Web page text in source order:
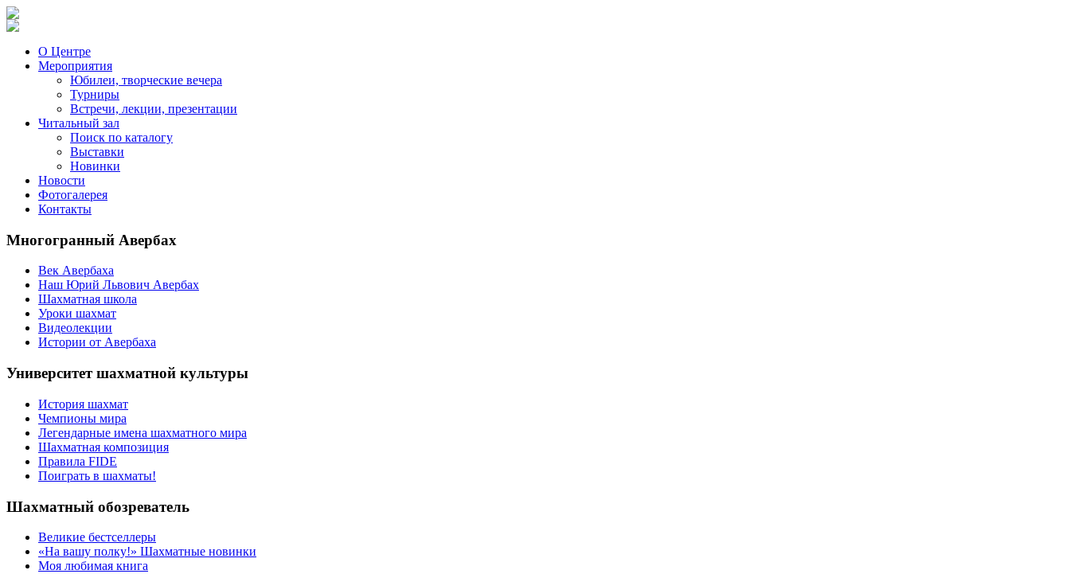
О Центре
Мероприятия
Юбилеи, творческие вечера
Турниры
Встречи, лекции, презентации
Читальный зал
Поиск по каталогу
Выставки
Новинки
Новости
Фотогалерея
Контакты
Многогранный Авербах
Век Авербаха
Наш Юрий Львович Авербах
Шахматная школа
Уроки шахмат
Видеолекции
Истории от Авербаха
Университет шахматной культуры
История шахмат
Чемпионы мира
Легендарные имена шахматного мира
Шахматная композиция
Правила FIDE
Поиграть в шахматы!
Шахматный обозреватель
Великие бестселлеры
«На вашу полку!» Шахматные новинки
Моя любимая книга